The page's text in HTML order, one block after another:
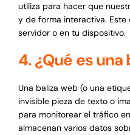
utiliza para hacer que
y de forma interactiva.
servidor o en tu dispositivo.
4. ¿Qué es una
Una baliza web (o una
invisible pieza de texto o
para monitorear el tráfico
almacenan varios datos